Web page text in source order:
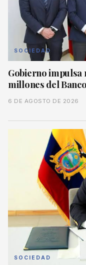
SOCIEDAD
Gobierno impulsa
millones del
6 DE AGOSTO DE 2026
SOCIEDAD